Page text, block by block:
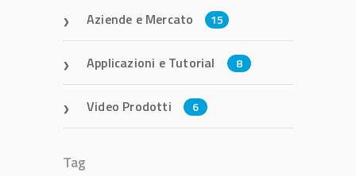
Aziende e Mercato 15
Applicazioni e Tutorial 8
Video Prodotti 6
Tag